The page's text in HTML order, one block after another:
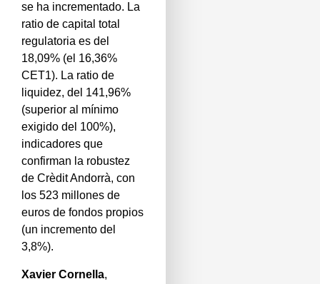
se ha incrementado. La
ratio de capital total
regulatoria es del
18,09% (el 16,36%
CET1). La ratio de
liquidez, del 141,96%
(superior al mínimo
exigido del 100%),
indicadores que
confirman la robustez
de Crèdit Andorrà, con
los 523 millones de
euros de fondos propios
(un incremento del
3,8%).
Xavier Cornella,